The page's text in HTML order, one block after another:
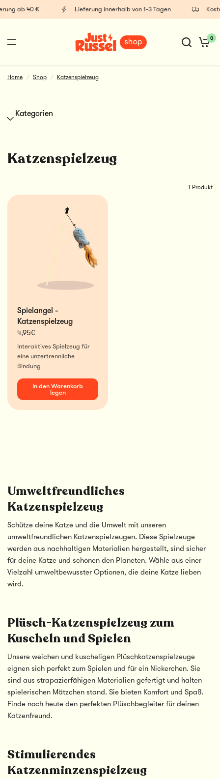
ab 40 € Lieferung innerhalb von 1-3 Tagen
0
Home / Shop / Katzenspielzeug
Kategorien
Katzenspielzeug
1 Produkt
Spielangel -
Katzenspielzeug
4,95€
Interaktives Spielzeug für
eine unzertrennliche
Bindung
In den Warenkorb
legen
Umweltfreundliches
Katzenspielzeug
Schütze deine Katze und die Umwelt mit unseren
umweltfreundlichen Katzenspielzeugen. Diese Spielzeuge
werden aus nachhaltigen Materialien hergestellt, sind sicher
für deine Katze und schonen den Planeten. Wähle aus einer
Vielzahl umweltbewusster Optionen, die deine Katze lieben
wird.
Plüsch-Katzenspielzeug zum
Kuscheln und Spielen
Unsere weichen und kuscheligen Plüschkatzenspielzeuge
eignen sich perfekt zum Spielen und für ein Nickerchen. Sie
sind aus strapazierfähigen Materialien gefertigt und halten
spielerischen Mätzchen stand. Sie bieten Komfort und Spaß.
Finde noch heute den perfekten Plüschbegleiter für deinen
Katzenfreund.
Stimulierendes
Katzenminzenspielzeug